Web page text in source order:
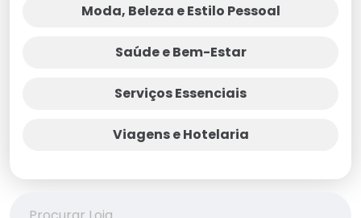
Moda, Beleza e Estilo Pessoal
Saúde e Bem-Estar
Serviços Essenciais
Viagens e Hotelaria